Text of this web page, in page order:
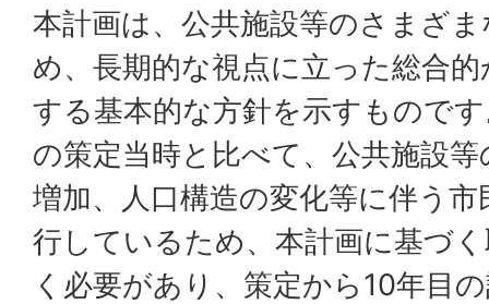
本計画は、公共施設等のさまざ
め、長期的な視点に立った総合
する基本的な方針を示すもので
の策定当時と比べて、公共施設
増加、人口構造の変化等に伴う
行しているため、本計画に基づ
く必要があり、策定から10年目